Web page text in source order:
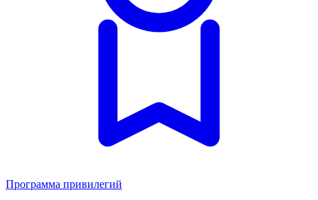
Программа привилегий